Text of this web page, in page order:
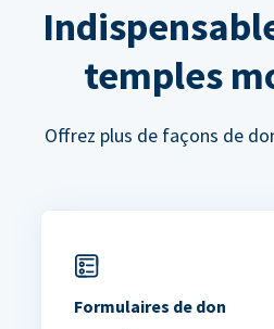
temples
Offrez plus de façons de
Formulaires de don